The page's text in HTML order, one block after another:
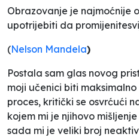
Obrazovanje je najmoćnije
upotrijebiti da promijenite
(Nelson Mandela)
Postala sam glas novog
moji učenici biti
proces, kritički se osvrćući
kojem mi je njihovo
sada mi je veliki broj